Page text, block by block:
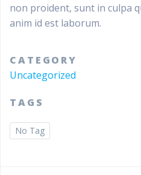
non proident, sunt in culpa
anim id est laborum.
CATEGORY
Uncategorized
TAGS
No Tag